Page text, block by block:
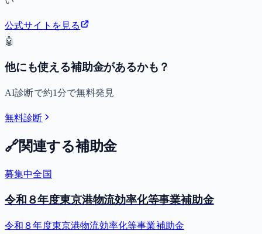
公式サイトを見る
🤖
他にも使える補助金があるかも？
AI診断で約1分で無料発見
無料診断
🔗関連する補助金
募集中全国
令和８年度東京港物流効率化等事業補助金
令和８年度東京港物流効率化等事業補助金